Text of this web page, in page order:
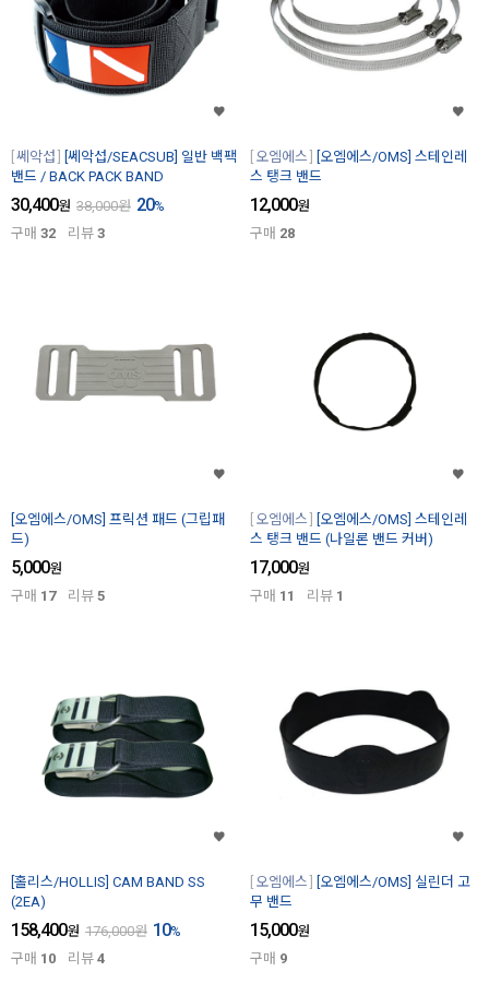
쎄악섭
[쎄악섭/SEACSUB] 일반 백팩
밴드 / BACK PACK BAND
30,400원 38,000원 20%
구매 32 리뷰 3
오엠에스
[오엠에스/OMS] 스테인레
스 탱크 밴드
12,000원
구매 28
[오엠에스/OMS] 프릭션 패드 (그립패
드)
5,000원
구매 17 리뷰 5
오엠에스
[오엠에스/OMS] 스테인레
스 탱크 밴드 (나일론 밴드 커버)
17,000원
구매 11 리뷰 1
[홀리스/HOLLIS] CAM BAND SS
(2EA)
158,400원 176,000원 10%
구매 10 리뷰 4
오엠에스
[오엠에스/OMS] 실린더 고
무 밴드
15,000원
구매 9